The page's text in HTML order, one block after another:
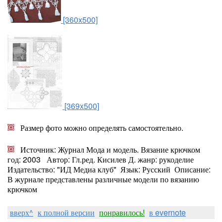
[360x500]
[369x500]
Размер фото можно определять самостоятельно.
Источник: Журнал Мода и модель. Вязание крючком
год: 2003 Автор: Гл.ред. Кисилев Д. жанр: рукоделие
Издательство: "ИД Медиа клуб" Язык: Русский Описание:
В журнале представлены различные модели по вязанию
крючком
вверх^ к полной версии понравилось! в evernote